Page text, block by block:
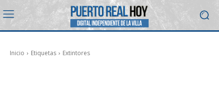
Inicio Etiquetas Extintores